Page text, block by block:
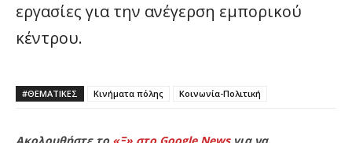
εργασίες για την ανέγερση εμπορικού
κέντρου.
#ΘΕΜΑΤΙΚΈΣ Κινήματα πόλης Κοινωνία-Πολιτική